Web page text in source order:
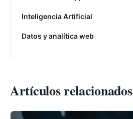
Inteligencia Artificial
Datos y analítica web
Artículos relacionados